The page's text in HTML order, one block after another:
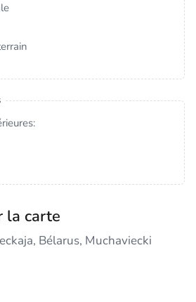
la carte
Bélarus, Muchaviecki